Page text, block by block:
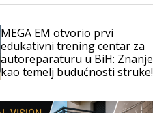
MEGA EM otvorio prvi
edukativni trening centar za
autoreparaturu u BiH: Znanje
kao temelj budućnosti struke!